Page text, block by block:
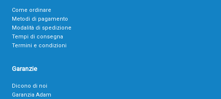
Come ordinare
Metodi di pagamento
Modalità di spedizione
Tempi di consegna
Termini e condizioni
Garanzie
Dicono di noi
Garanzia Adam